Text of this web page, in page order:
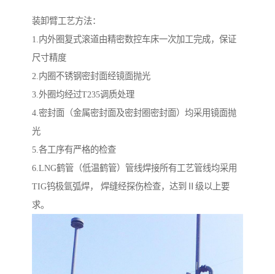
装卸臂工艺方法：
1.内外圈复式滚道由精密数控车床一次加工完成，保证
尺寸精度
2.内圈不锈钢密封面经镜面抛光
3.外圈均经过T235调质处理
4.密封面（金属密封面及密封圈密封面）均采用镜面抛
光
5.各工序有严格的检查
6.LNG鹤管（低温鹤管）管线焊接所有工艺管线均采用
TIG钨极氩弧焊， 焊缝经探伤检查，达到Ⅱ级以上要
求。